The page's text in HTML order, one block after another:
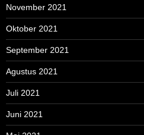
November 2021
Oktober 2021
September 2021
Agustus 2021
Juli 2021
Juni 2021